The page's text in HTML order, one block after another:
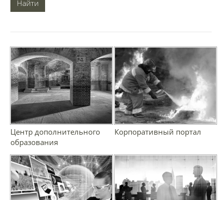
Центр дополнительного
образования
Корпоративный портал